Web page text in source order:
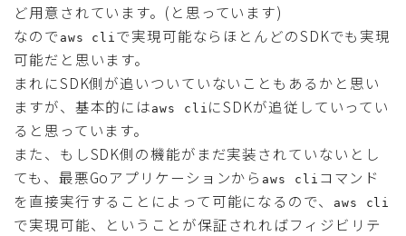
ど用意されています。(と思っています)
なので aws cli で実現可能ならほとんどのSDKでも実現
可能だと思います。
まれにSDK側が追いついていないこともあるかと思い
ますが、基本的には aws cli にSDKが追従していってい
ると思っています。
また、もしSDK側の機能がまだ実装されていないとし
ても、最悪Goアプリケーションから aws cli コマンド
を直接実行することによって可能になるので、
aws cli
で実現可能、ということが保証されればフィジビリテ